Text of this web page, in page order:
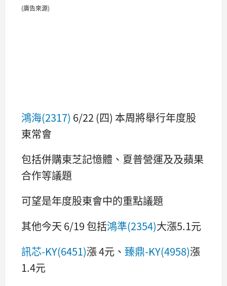
(廣告來源)
鴻海(2317) 6/22 (四) 本周將舉行年度股
東常會
包括併購東芝記憶體、夏普營運及及蘋果
合作等議題
可望是年度股東會中的重點議題
其他今天 6/19 包括鴻準(2354)大漲5.1元
訊芯-KY(6451)漲 4元、 臻鼎-KY(4958)漲
1.4元